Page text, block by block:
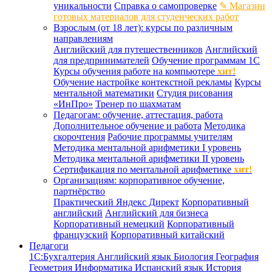
уникальности Справка о самопроверке ✎ Магазин
готовых материалов для студенческих работ
Взрослым (от 18 лет): курсы по различным
направлениям
Английский для путешественников Английский
для предпринимателей Обучение программам 1С
Курсы обучения работе на компьютере хит!
Обучение настройке контекстной рекламы Курсы
ментальной математики Студия рисования
«ИнПро» Тренер по шахматам
Педагогам: обучение, аттестация, работа
Дополнительное обучение и работа Методика
скорочтения Рабочие программы учителям
Методика ментальной арифметики I уровень
Методика ментальной арифметики II уровень
Сертификация по ментальной арифметике хит!
Организациям: корпоративное обучение,
партнёрство
Практический Яндекс Директ Корпоративный
английский Английский для бизнеса
Корпоративный немецкий Корпоративный
французский Корпоративный китайский
Педагоги
1С:Бухгалтерия Английский язык Биология География
Геометрия Информатика Испанский язык История